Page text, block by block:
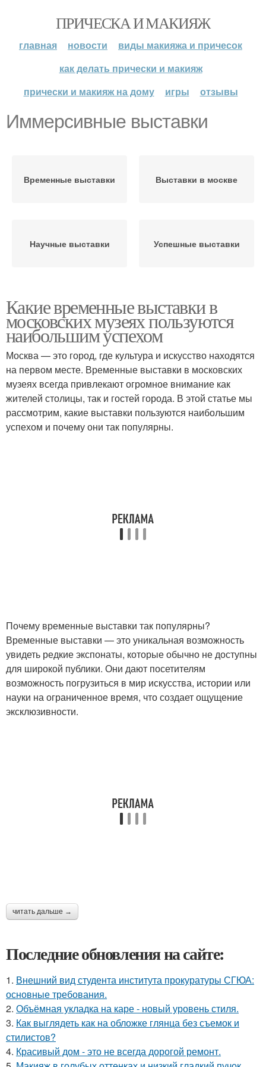
ПРИЧЕСКА И МАКИЯЖ
главная новости
виды макияжа и причесок
как делать прически и макияж
прически и макияж на дому
игры отзывы
Иммерсивные выставки
Временные выставки Выставки в москве
Научные выставки Успешные выставки
Какие временные выставки в
московских музеях пользуются
наибольшим успехом
Москва — это город, где культура и искусство находятся
на первом месте. Временные выставки в московских
музеях всегда привлекают огромное внимание как
жителей столицы, так и гостей города. В этой статье мы
рассмотрим, какие выставки пользуются наибольшим
успехом и почему они так популярны.
Почему временные выставки так популярны?
Временные выставки — это уникальная возможность
увидеть редкие экспонаты, которые обычно не доступны
для широкой публики. Они дают посетителям
возможность погрузиться в мир искусства, истории или
науки на ограниченное время, что создает ощущение
эксклюзивности.
читать дальше →
Последние обновления на сайте:
1. Внешний вид студента института прокуратуры СГЮА:
основные требования.
2. Объёмная укладка на каре - новый уровень стиля.
3. Как выглядеть как на обложке глянца без съемок и
стилистов?
4. Красивый дом - это не всегда дорогой ремонт.